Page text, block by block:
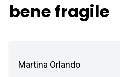
bene fragile
Martina Orlando